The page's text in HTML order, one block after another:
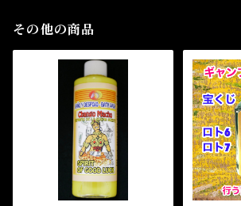
その他の商品